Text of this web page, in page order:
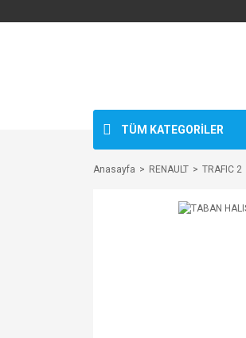
TÜM KATEGORİLER
Anasayfa RENAULT TRAFIC 2